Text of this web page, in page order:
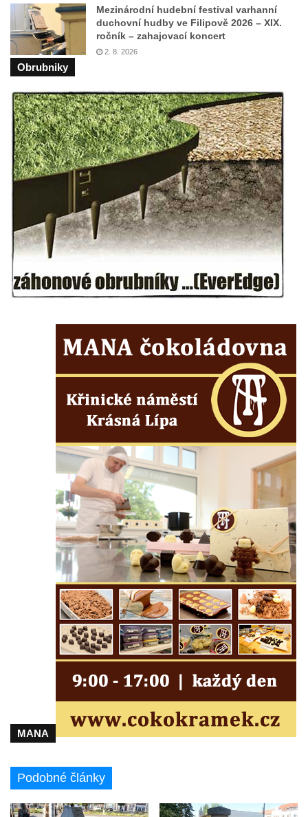
Fontána v atriu magistrátu v Ústí nad
Labem
Kašna Gänsediebbrunnen v ulici Weiße
Gasse v Drážďanech
Mozartova fontána v Blüherově parku
Kašna před budovou sýpky v zámeckém
areálu v Liběchově
Kašna u obecního úřadu v Jetřichovicích
Kašna v parku v Horním Podluží
Kašna Hynie na kruhovém objezdu u
náměstí Svobody v Teplicích
Fontána v parku na Mírovém náměstí v
Teplicích
Kašna Glaverbel v ulici Alejní u zámecké
zahrady v Teplicích
Zabrušanech
Šluknově
Kamenná nádrž na vodu I. na hřbitově ve
Kamenná nádrž na vodu II. na hřbitově ve
Chřibské
Kamenná nádrž na vodu I. na hřbitově ve
Chřibské
Kašna Tritonů na náměstí Republiky v
Olomouci
Studna s kovanou mříží na Velkém náměstí
v Hradci Králové
Kašna se sousoším Vinobraní na náměstí
Míru v Mělníku
Kašna Rusalka ve Smetanových sadech v
Kašna Pocta baroku na náměstí T. G. M. v
Kašna na náměstí Svobody ve Vodňanech
Mezinárodní hudební festival varhanní
duchovní hudby ve Filipově 2026 – XIX.
ročník – zahajovací koncert
2. 8. 2026
Obrubniky
MANA
Podobné články